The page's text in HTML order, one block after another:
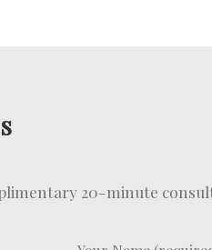
20-minute